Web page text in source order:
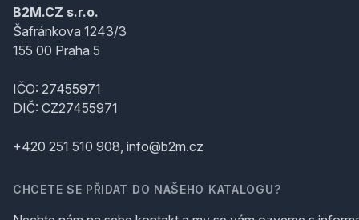
B2M.CZ s.r.o.
Šafránkova 1243/3
155 00 Praha 5
IČO: 27455971
DIČ: CZ27455971
+420 251 510 908, info@b2m.cz
CHCETE SE PŘIDAT DO NAŠEHO KATALOGU?